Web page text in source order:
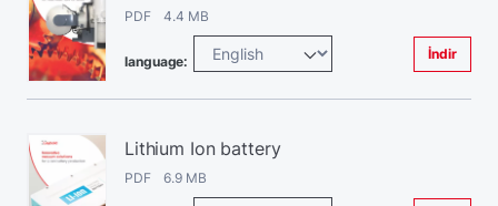
PDF 4.4 MB
language: İndir
Lithium Ion battery
PDF 6.9 MB